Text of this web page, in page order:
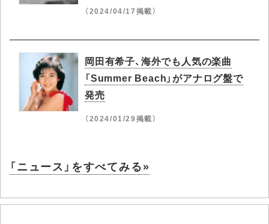
（2024/04/17掲載）
岡田有希子、海外でも人気の楽曲
「Summer Beach」がアナログ盤で
発売
（2024/01/29掲載）
「ニュース」をすべてみる»